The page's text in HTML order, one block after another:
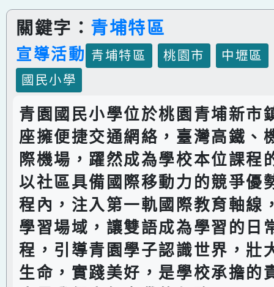
關鍵字： 青埔特區
宣導活動 青埔特區 桃園市
中壢區
國民小學
青園國民小學位於桃園青埔新市
座擁便捷交通網絡，臺灣高鐵、
際機場，躍然成為學校本位課程
以社區具備國際移動力的競爭優
程內，注入第一軌國際教育軸線
學習場域，讓雙語成為學習的日
程，引導青園學子認識世界，壯
生命，實踐美好，是學校承擔的